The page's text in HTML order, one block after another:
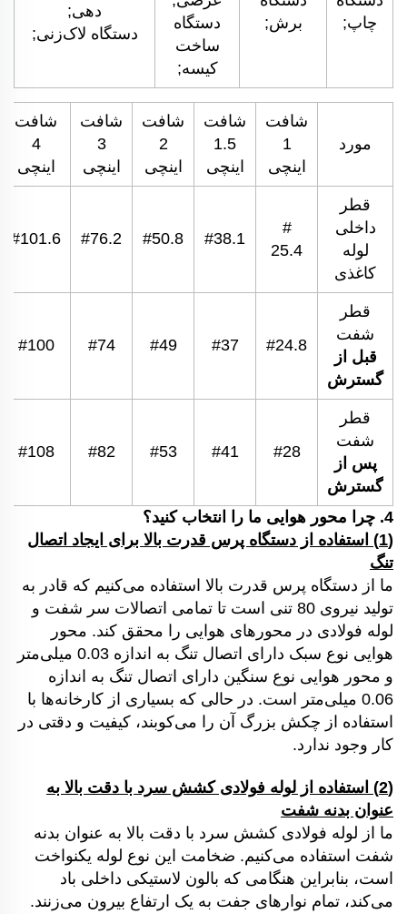
چاپ;
برش;
دستگاه
ساخت
کیسه;
دهی;
دستگاه لاک‌زنی;
مورد
شافت
1
اینچی
شافت
1.5
اینچی
شافت
2
اینچی
شافت
3
اینچی
شافت
4
اینچی
قطر
داخلی
لوله
کاغذی
#
25.4
#38.1
#50.8
#76.2
#101.6
قطر
شفت
قبل از
گسترش
#24.8
#37
#49
#74
#100
قطر
شفت
پس از
گسترش
#28
#41
#53
#82
#108
4. چرا محور هوایی ما را انتخاب کنید؟
(1) استفاده از دستگاه پرس قدرت بالا برای ایجاد اتصال
تنگ
ما از دستگاه پرس قدرت بالا استفاده می‌کنیم که قادر به
تولید نیروی 80 تنی است تا تمامی اتصالات سر شفت و
لوله فولادی در محورهای هوایی را محقق کند. محور
هوایی نوع سبک دارای اتصال تنگ به اندازه 0.03 میلی‌متر
و محور هوایی نوع سنگین دارای اتصال تنگ به اندازه
0.06 میلی‌متر است. در حالی که بسیاری از کارخانه‌ها با
استفاده از چکش بزرگ آن را می‌کوبند، کیفیت و دقتی در
کار وجود ندارد.
(2) استفاده از لوله فولادی کشش سرد با دقت بالا به
عنوان بدنه شفت
ما از لوله فولادی کشش سرد با دقت بالا به عنوان بدنه
شفت استفاده می‌کنیم. ضخامت این نوع لوله یکنواخت
است، بنابراین هنگامی که بالون لاستیکی داخلی باد
می‌کند، تمام نوارهای جفت به یک ارتفاع بیرون می‌زنند.